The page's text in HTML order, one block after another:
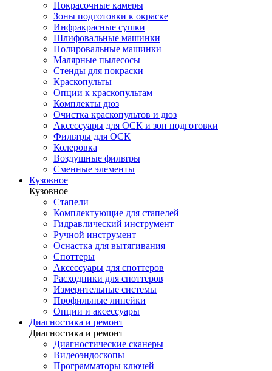
Покрасочные камеры
Зоны подготовки к окраске
Инфракрасные сушки
Шлифовальные машинки
Полировальные машинки
Малярные пылесосы
Стенды для покраски
Краскопульты
Опции к краскопультам
Комплекты дюз
Очистка краскопультов и дюз
Аксессуары для ОСК и зон подготовки
Фильтры для ОСК
Колеровка
Воздушные фильтры
Сменные элементы
Кузовное
Кузовное
Стапели
Комплектующие для стапелей
Гидравлический инструмент
Ручной инструмент
Оснастка для вытягивания
Споттеры
Аксессуары для споттеров
Расходники для споттеров
Измерительные системы
Профильные линейки
Опции и аксессуары
Диагностика и ремонт
Диагностика и ремонт
Диагностические сканеры
Видеоэндоскопы
Программаторы ключей